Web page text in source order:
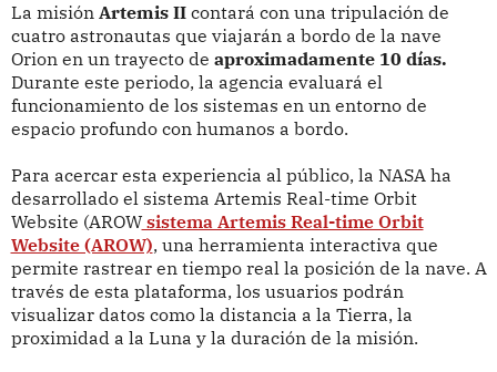
La misiónArtemis II contará con una tripulación de
cuatro astronautas que viajarán a bordo de la nave
Orion en un trayecto de aproximadamente 10 días.
Durante este periodo, la agencia evaluará el
funcionamiento de los sistemas en un entorno de
espacio profundo con humanos a bordo.
Para acercar esta experiencia al público, la NASA ha
desarrollado el sistema Artemis Real-time Orbit
Website (AROWsistema Artemis Real-time Orbit
Website (AROW), una herramienta interactiva que
permite rastrear en tiempo real la posición de la nave. A
través de esta plataforma, los usuarios podrán
visualizar datos como la distancia a la Tierra, la
proximidad a la Luna y la duración de la misión.